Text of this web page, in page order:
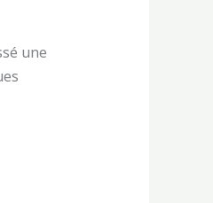
une